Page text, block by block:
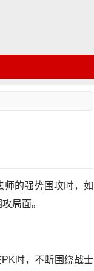
的强势围攻时，如
局面。
时，不断围绕战士